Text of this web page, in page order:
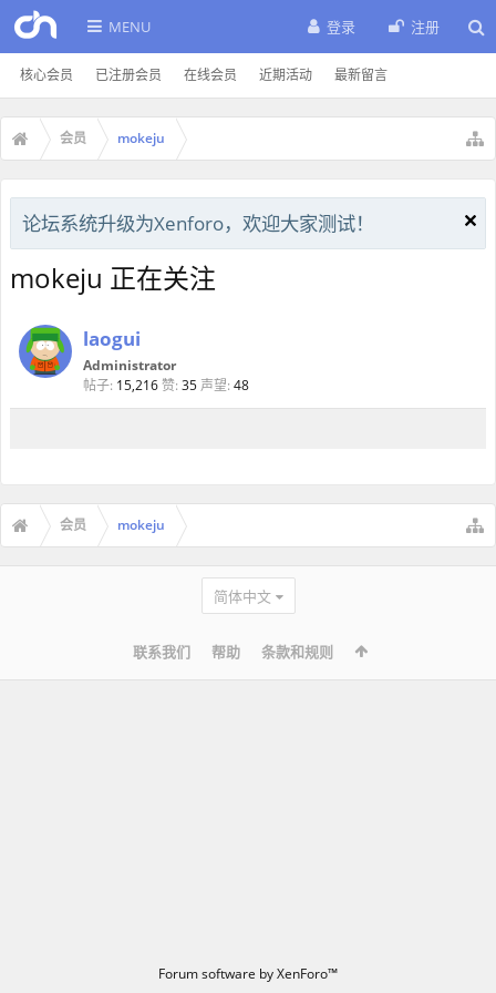
MENU
核心会员 已注册会员 在线会员 近期活动 最新留言
登录 注册
会员 mokeju
论坛系统升级为Xenforo，欢迎大家测试！
mokeju 正在关注
laogui
Administrator
帖子: 15,216赞: 35 声望: 48
会员 mokeju
简体中文
联系我们 帮助 条款和规则
Forum software by XenForo™